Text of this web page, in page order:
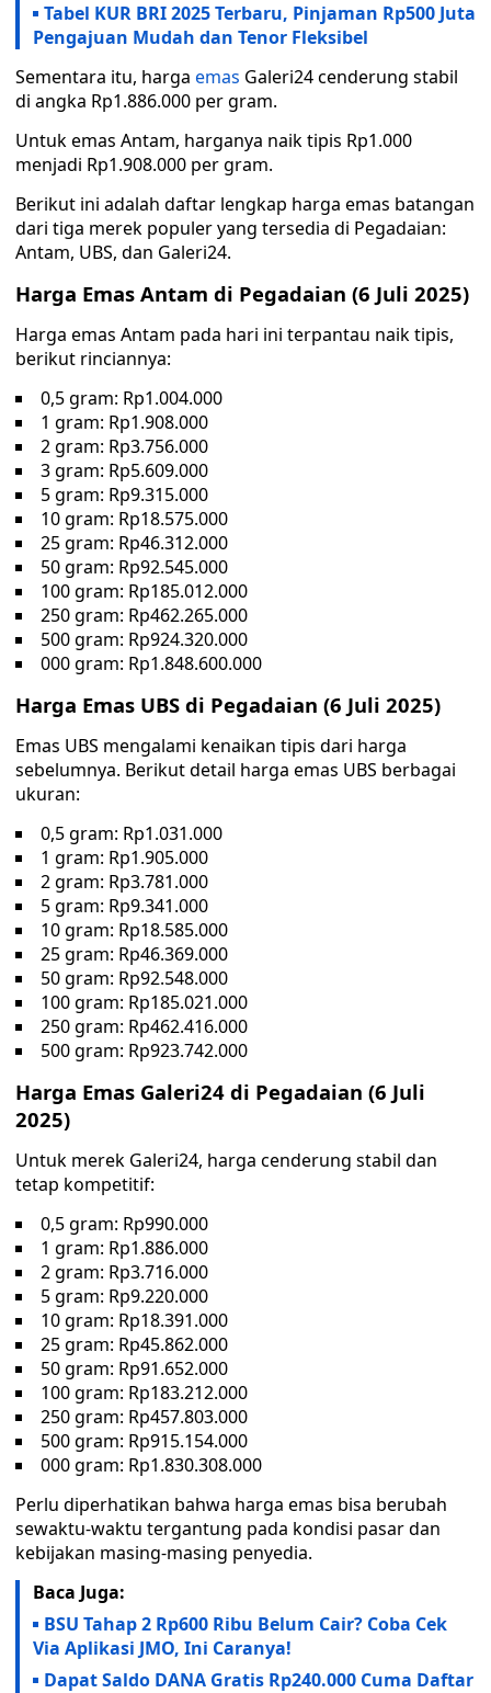
Tabel KUR BRI 2025 Terbaru, Pinjaman Rp500 Juta
Pengajuan Mudah dan Tenor Fleksibel
Sementara itu, harga emas Galeri24 cenderung stabil
di angka Rp1.886.000 per gram.
Untuk emas Antam, harganya naik tipis Rp1.000
menjadi Rp1.908.000 per gram.
Berikut ini adalah daftar lengkap harga emas batangan
dari tiga merek populer yang tersedia di Pegadaian:
Antam, UBS, dan Galeri24.
Harga Emas Antam di Pegadaian (6 Juli 2025)
Harga emas Antam pada hari ini terpantau naik tipis,
berikut rinciannya:
0,5 gram: Rp1.004.000
1 gram: Rp1.908.000
2 gram: Rp3.756.000
3 gram: Rp5.609.000
5 gram: Rp9.315.000
10 gram: Rp18.575.000
25 gram: Rp46.312.000
50 gram: Rp92.545.000
100 gram: Rp185.012.000
250 gram: Rp462.265.000
500 gram: Rp924.320.000
000 gram: Rp1.848.600.000
Harga Emas UBS di Pegadaian (6 Juli 2025)
Emas UBS mengalami kenaikan tipis dari harga
sebelumnya. Berikut detail harga emas UBS berbagai
ukuran:
0,5 gram: Rp1.031.000
1 gram: Rp1.905.000
2 gram: Rp3.781.000
5 gram: Rp9.341.000
10 gram: Rp18.585.000
25 gram: Rp46.369.000
50 gram: Rp92.548.000
100 gram: Rp185.021.000
250 gram: Rp462.416.000
500 gram: Rp923.742.000
Harga Emas Galeri24 di Pegadaian (6 Juli
2025)
Untuk merek Galeri24, harga cenderung stabil dan
tetap kompetitif:
0,5 gram: Rp990.000
1 gram: Rp1.886.000
2 gram: Rp3.716.000
5 gram: Rp9.220.000
10 gram: Rp18.391.000
25 gram: Rp45.862.000
50 gram: Rp91.652.000
100 gram: Rp183.212.000
250 gram: Rp457.803.000
500 gram: Rp915.154.000
000 gram: Rp1.830.308.000
Perlu diperhatikan bahwa harga emas bisa berubah
sewaktu-waktu tergantung pada kondisi pasar dan
kebijakan masing-masing penyedia.
Baca Juga:
BSU Tahap 2 Rp600 Ribu Belum Cair? Coba Cek
Via Aplikasi JMO, Ini Caranya!
Dapat Saldo DANA Gratis Rp240.000 Cuma Daftar